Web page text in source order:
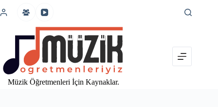
atla
Müzik Öğretmenleri İçin Kaynaklar.